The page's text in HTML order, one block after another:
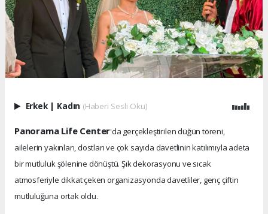
Erkek | Kadın (Haberi Sesli Oku)
Panorama Life Center'da gerçekleştirilen düğün töreni,
ailelerin yakınları, dostları ve çok sayıda davetlinin katılımıyla adeta
bir mutluluk şölenine dönüştü. Şık dekorasyonu ve sıcak
atmosferiyle dikkat çeken organizasyonda davetliler, genç çiftin
mutluluğuna ortak oldu.